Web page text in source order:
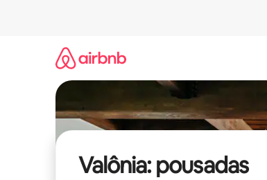
Valônia: pousadas